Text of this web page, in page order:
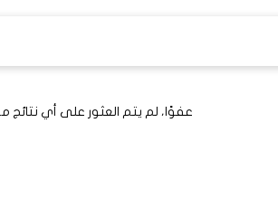
عفوًا، لم يتم العثور على أي نتائج